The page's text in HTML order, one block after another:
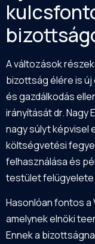
A változások
bizottság élére is
és gazdálkodás
irányítását dr. Nagy
nagy súlyt képvisel
költségvetési
felhasználása és
testület felügyelete
Hasonlóan fontos
amelynek elnöki
Ennek a